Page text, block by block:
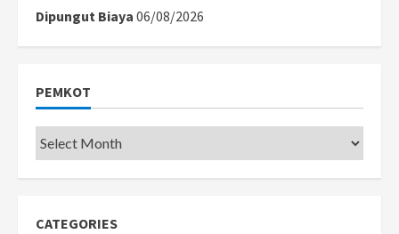
Dipungut Biaya 06/08/2026
PEMKOT
Pemkot
CATEGORIES